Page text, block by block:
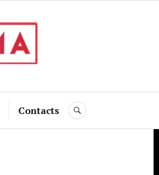
Contacts RECHERCHE